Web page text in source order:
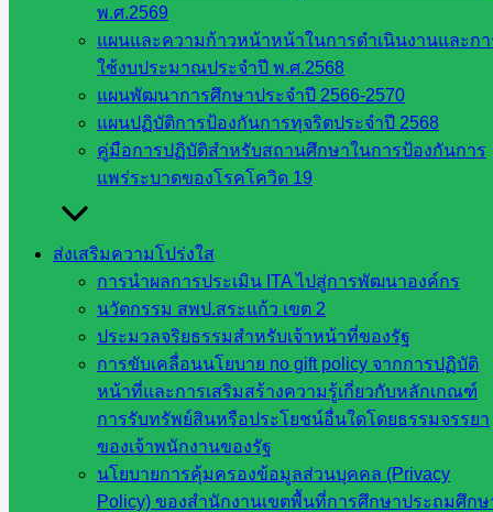
พ.ศ.2569
แผนและความก้าวหน้าหน้าในการดำเนินงานและก
ใช้งบประมาณประจำปี พ.ศ.2568
แผนพัฒนาการศึกษาประจำปี 2566-2570
แผนปฏิบัติการป้องกันการทุจริตประจำปี 2568
คู่มือการปฏิบัติสำหรับสถานศึกษาในการป้องกันการ
แพร่ระบาดของโรคโควิด 19
ส่งเสริมความโปร่งใส
การนำผลการประเมิน ITA ไปสู่การพัฒนาองค์กร
นวัตกรรม สพป.สระแก้ว เขต 2
ประมวลจริยธรรมสำหรับเจ้าหน้าที่ของรัฐ
การขับเคลื่อนนโยบาย no gift policy จากการปฏิบัติ
หน้าที่และการเสริมสร้างความรู้เกี่ยวกับหลักเกณฑ์
การรับทรัพย์สินหรือประโยชน์อื่นใดโดยธรรมจรรยา
ของเจ้าพนักงานของรัฐ
นโยบายการคุ้มครองข้อมูลส่วนบุคคล (Privacy
Policy) ของสำนักงานเขตพื้นที่การศึกษาประถมศึกษ
อาชีวศึกษา
สำนักงาน
คณะ
กรรมการ
การศึกษา
ขั้นพื้น
ฐาน
มหาวิทยาลัย
ประเทศไทย
เว็บไซต์
สำนักต่าง
เว็บไซต์
สพม. ใน